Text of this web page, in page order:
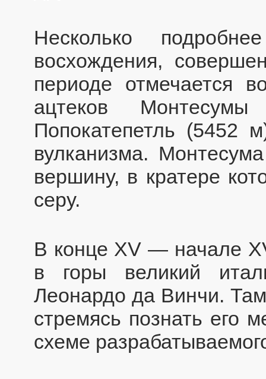
Несколько
восхождения,
периоде отмечается
ацтеков
Попокатепетль (5452
вулканизма.
вершину, в кратере
серу.
В конце XV — начале
в горы великий
Леонардо да Винчи.
стремясь познать его
схеме